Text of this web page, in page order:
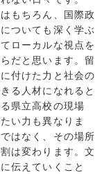
もちろん、国際政
ついても深く学ぶ
ローカルな視点を
だと思います。留
付けた力と社会の
る人材になれると
県立高校の現場
い力も異なりま
はなく、その場所
は変わります。文
伝えていくこと